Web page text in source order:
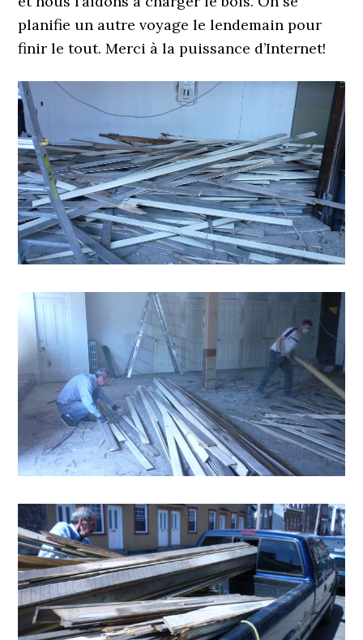
planifie un autre voyage le lendemain pour
finir le tout. Merci à la puissance d’Internet!